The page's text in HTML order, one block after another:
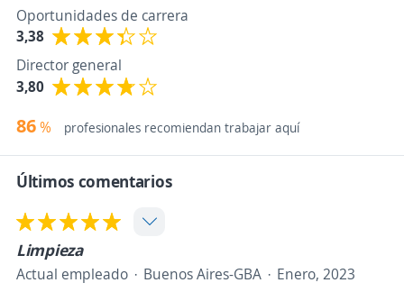
Oportunidades de carrera
3,38
Director general
3,80
86% profesionales recomiendan trabajar aquí
Últimos comentarios
Limpieza
Actual empleado Buenos Aires-GBA
Enero, 2023